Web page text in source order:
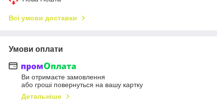
Всі умови доставки
Умови оплати
Ви отримаєте замовлення
або гроші повернуться на вашу картку
Детальніше